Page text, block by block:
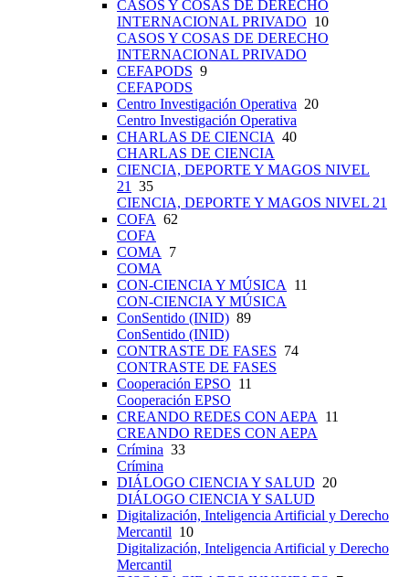
CASOS Y COSAS DE DERECHO
INTERNACIONAL PRIVADO 10
CASOS Y COSAS DE DERECHO
INTERNACIONAL PRIVADO
CEFAPODS 9
CEFAPODS
Centro Investigación Operativa 20
Centro Investigación Operativa
CHARLAS DE CIENCIA 40
CHARLAS DE CIENCIA
CIENCIA, DEPORTE Y MAGOS NIVEL
21
35
CIENCIA, DEPORTE Y MAGOS NIVEL 21
COFA 62
COFA
COMA
7
COMA
CON-CIENCIA Y MÚSICA
11
CON-CIENCIA Y MÚSICA
ConSentido (INID) 89
ConSentido (INID)
CONTRASTE DE FASES 74
CONTRASTE DE FASES
Cooperación EPSO 11
Cooperación EPSO
CREANDO REDES CON AEPA
11
CREANDO REDES CON AEPA
Crímina 33
Crímina
DIÁLOGO CIENCIA Y SALUD 20
DIÁLOGO CIENCIA Y SALUD
Digitalización, Inteligencia Artificial y Derecho
Mercantil 10
Digitalización, Inteligencia Artificial y Derecho
Mercantil